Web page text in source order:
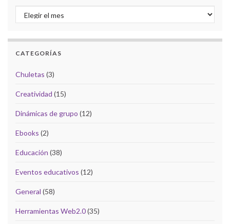
Archivo del Blog
CATEGORÍAS
Chuletas (3)
Creatividad (15)
Dinámicas de grupo (12)
Ebooks (2)
Educación (38)
Eventos educativos (12)
General (58)
Herramientas Web2.0(35)